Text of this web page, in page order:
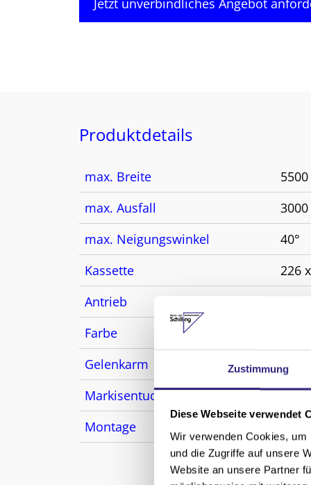
Zustimmung
Diese Webseite verwendet
Wir verwenden Cookies,
und die Zugriffe auf unsere
Website an unsere Partner
Jetzt unverbindliches Angebot
Produktdetails
max. Breite
max. Ausfall
max. Neigungswinkel
40°
Kassette
226
Antrieb
Farbe
Gelenkarm
Markisentuch
Montage